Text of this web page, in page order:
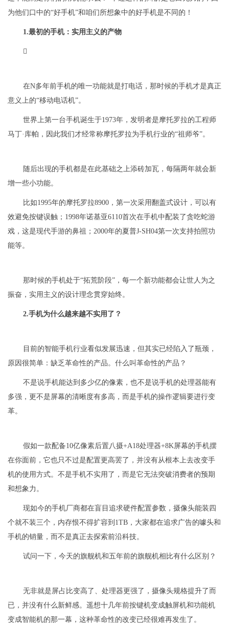
为他们口中的“好手机”和咱们所想象中的好手机是不同的！
1.最初的手机：实用主义的产物

在N多年前手机的唯一功能就是打电话，那时候的手机才是真正
意义上的“移动电话机”。
世界上第一台手机诞生于1973年，发明者是摩托罗拉的工程师
马丁·库帕，因此我们才经常称摩托罗拉为手机行业的“祖师爷”。
随后出现的手机都是在此基础之上添砖加瓦，每隔两年就会新
增一些小功能。
比如1995年的摩托罗拉8900，第一次采用翻盖式设计，可以有
效避免按键误触；1998年诺基亚6110首次在手机中配装了贪吃蛇游
戏，这是现代手游的鼻祖；2000年的夏普J-SH04第一次支持拍照功
能等。
那时候的手机处于“拓荒阶段”，每一个新功能都会让世人为之
振奋，实用主义的设计理念贯穿始终。
2.手机为什么越来越不实用了？
目前的智能手机行业看似发展迅速，但其实已经陷入了瓶颈，
原因很简单：缺乏革命性的产品。什么叫革命性的产品？
不是说手机能达到多少亿的像素，也不是说手机的处理器能有
多强，更不是屏幕的清晰度有多高，而是手机的操作逻辑要进行变
革。
假如一款配备10亿像素后置八摄+A18处理器+8K屏幕的手机摆
在你面前，它也只不过是配置更高罢了，并没有从根本上去改变手
机的使用方式。不是手机不实用了，而是它无法突破消费者的预期
和想象力。
现如今的手机厂商都在盲目追求硬件配置参数，摄像头能装四
个就不装三个，内存恨不得扩容到1TB，大家都在追求广告的噱头和
手机的销量，而不是真正去探索前沿科技。
试问一下，今天的旗舰机和五年前的旗舰机相比有什么区别？
无非就是屏占比变高了、处理器更强了，摄像头规格提升了而
已，并没有什么新鲜感。遥想十几年前按键机变成触屏机和功能机
变成智能机的那一幕，这种革命性的改变已经很难再发生了。